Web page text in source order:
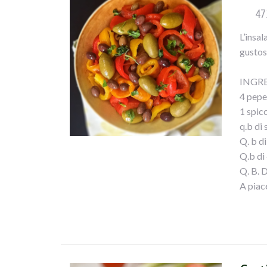
4
1
q.b di
Q. b
Q.b di
Q. B.
A